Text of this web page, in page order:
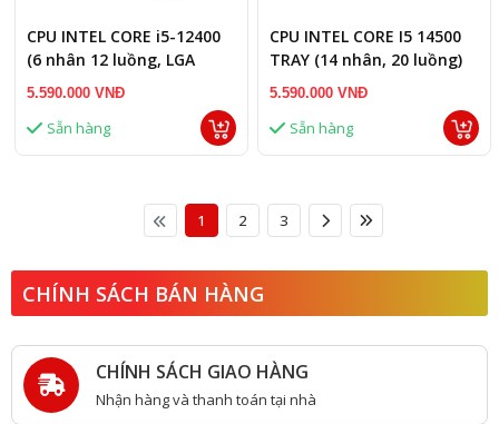
CPU INTEL CORE i5-12400
(6 nhân 12 luồng, LGA
1700)
5.590.000 VNĐ
Sẵn hàng
CPU INTEL CORE I5 14500
TRAY (14 nhân, 20 luồng)
5.590.000 VNĐ
Sẵn hàng
1 2 3
CHÍNH SÁCH BÁN HÀNG
CHÍNH SÁCH GIAO HÀNG
Nhận hàng và thanh toán tại nhà